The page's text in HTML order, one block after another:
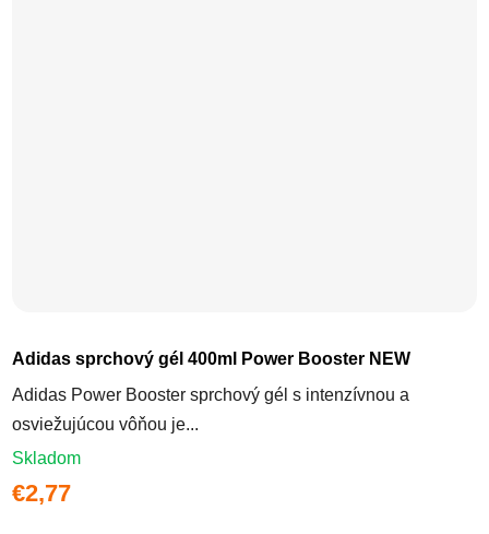
Adidas sprchový gél 400ml Power Booster NEW
Adidas Power Booster sprchový gél s intenzívnou a
osviežujúcou vôňou je...
Skladom
€2,77